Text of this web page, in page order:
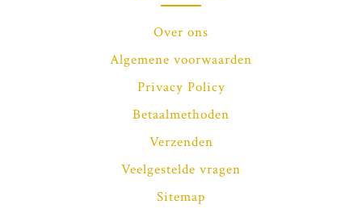
Over ons
Algemene voorwaarden
Privacy Policy
Betaalmethoden
Verzenden
Veelgestelde vragen
Sitemap